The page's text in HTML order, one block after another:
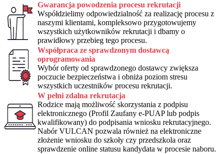
Gwarancja powodzenia procesu rekrutacji
Współdzielimy odpowiedzialność za realizację procesu z
naszymi klientami, kompleksowo przygotowujemy
wszystkich użytkowników rekrutacji i dbamy o
prawidłowy przebieg tego procesu.
Współpraca ze sprawdzonym dostawcą
oprogramowania
Wybór oferty od sprawdzonego dostawcy zwiększa
poczucie bezpieczeństwa i obniża poziom stresu
wszystkich uczestników procesu rekrutacji.
W pełni zdalna rekrutacja
Rodzice mają możliwość skorzystania z podpisu
elektronicznego (Profil Zaufany e-PUAP lub podpis
kwalifikowany) do podpisania wniosku rekrutacyjnego.
Nabór VULCAN pozwala również na elektroniczne
złożenie wniosku do szkoły czy przedszkola oraz
sprawdzenie online statusu kandydata w procesie naboru.